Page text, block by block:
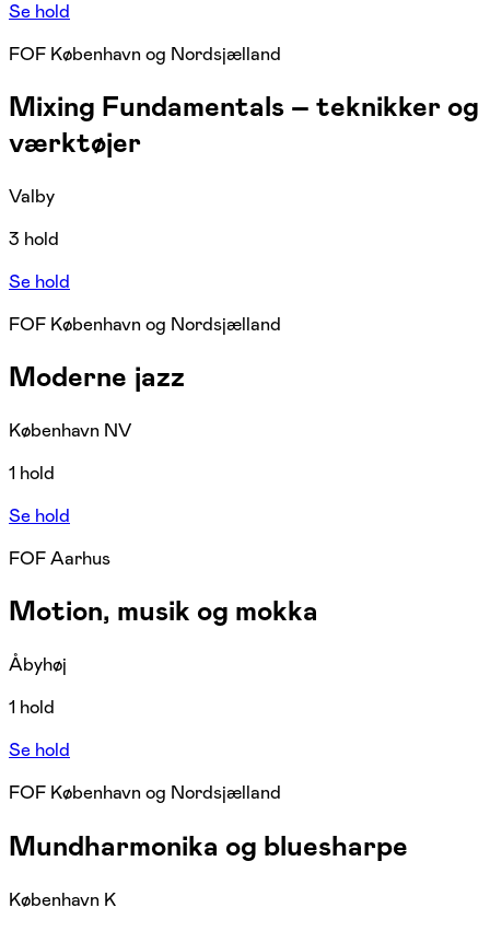
Se hold
FOF København og Nordsjælland
Mixing Fundamentals – teknikker og
værktøjer
Valby
3 hold
Se hold
FOF København og Nordsjælland
Moderne jazz
København NV
1 hold
Se hold
FOF Aarhus
Motion, musik og mokka
Åbyhøj
1 hold
Se hold
FOF København og Nordsjælland
Mundharmonika og bluesharpe
København K